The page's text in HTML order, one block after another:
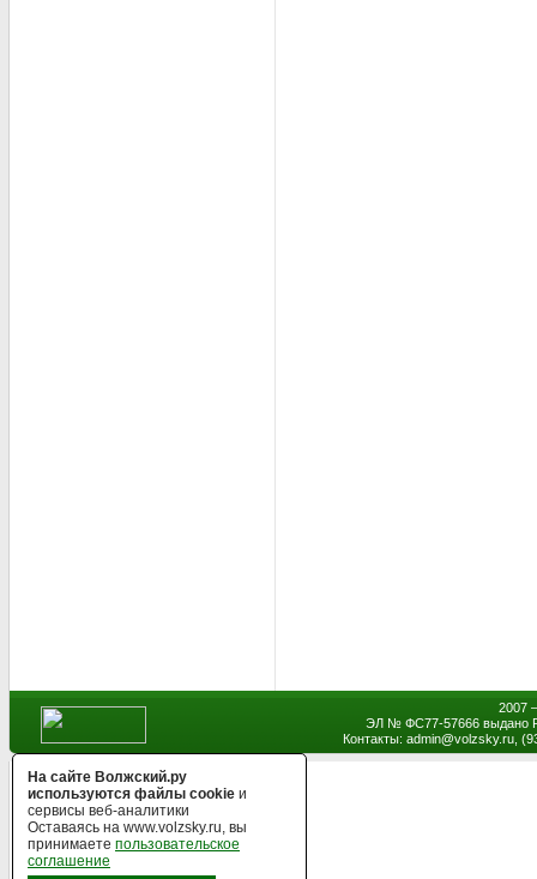
2007
ЭЛ № ФС77-57666 выдано
Контакты: admin@volzsky.ru,
На сайте Волжский.ру
используются файлы cookie и
сервисы веб-аналитики
Оставаясь на www.volzsky.ru, вы
принимаете пользовательское
соглашение